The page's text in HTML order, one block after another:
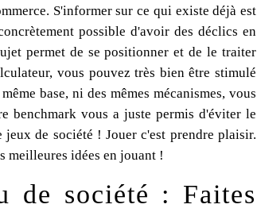
S'informer sur ce qui existe déjà est
possible d'avoir des déclics en
permet de se positionner et de le traiter
vous pouvez très bien être stimulé
base, ni des mêmes mécanismes, vous
benchmark vous a juste permis d'éviter le
de société ! Jouer c'est prendre plaisir.
meilleures idées en jouant !
de société : Faites